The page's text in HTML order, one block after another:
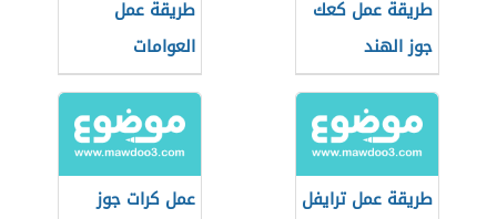
طريقة عمل كعك
جوز الهند
طريقة عمل
العوامات
المقرمشة
طريقة عمل ترايفل
عمل كرات جوز